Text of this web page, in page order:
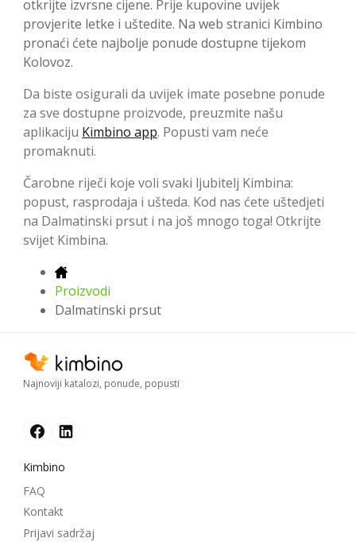
otkrijte izvrsne cijene. Prije kupovine uvijek
provjerite letke i uštedite. Na web stranici Kimbino
pronaći ćete najbolje ponude dostupne tijekom
Kolovoz.
Da biste osigurali da uvijek imate posebne ponude
za sve dostupne proizvode, preuzmite našu
aplikaciju Kimbino app. Popusti vam neće
promaknuti.
Čarobne riječi koje voli svaki ljubitelj Kimbina:
popust, rasprodaja i ušteda. Kod nas ćete uštedjeti
na Dalmatinski prsut i na još mnogo toga! Otkrijte
svijet Kimbina.
Proizvodi
Dalmatinski prsut
Najnoviji katalozi, ponude, popusti
Kimbino
FAQ
Kontakt
Prijavi sadržaj